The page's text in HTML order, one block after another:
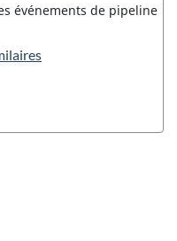
événements de pipeline